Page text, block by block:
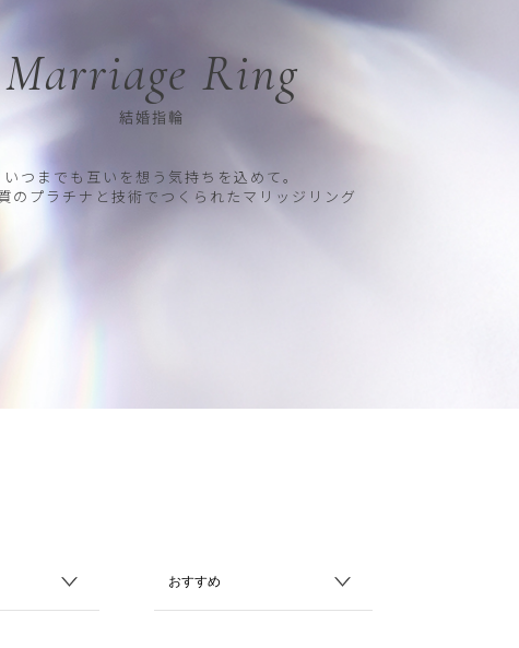
Marriage Ring
結婚指輪
いつまでも互いを想う気持ちを込めて。
のプラチナと技術でつくられたマリッジリング